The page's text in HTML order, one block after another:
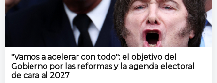
"Vamos a acelerar con todo": el objetivo del
Gobierno por las reformas y la agenda electoral
de cara al 2027